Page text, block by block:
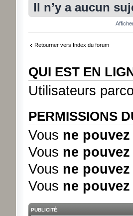
Il n’y a aucun
Retourner vers Index du forum
QUI EST EN
Utilisateurs
PERMISSIONS
Vous ne pouvez
Vous ne pouvez
Vous ne pouvez
Vous ne pouvez
PUBLICITÉ